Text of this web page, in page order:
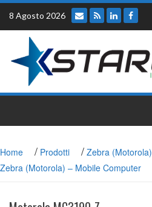
Skip
content
8 Agosto 2026
Home / Prodotti / Zebra (Motorola)
Zebra (Motorola) – Mobile Computer